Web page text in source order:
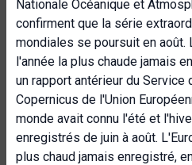
Nationale Océanique et
confirment que la série
mondiales se poursuit en août.
l'année la plus chaude jamais
un rapport antérieur du Service
Copernicus de l'Union
monde avait connu l'été et
enregistrés de juin à août.
plus chaud jamais enregistré,